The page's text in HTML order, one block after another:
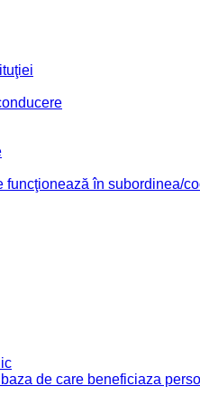
în subordinea/
de care beneficiaza